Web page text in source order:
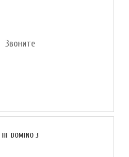
Звоните
ПГ DOMINO 3